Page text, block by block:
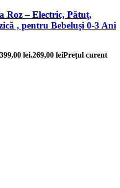
Roz – Electric, Pătuț,
, pentru Bebeluși 0-3 Ani
lei.269,00 leiPrețul curent